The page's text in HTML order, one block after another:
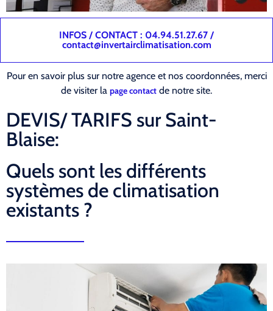
INFOS / CONTACT : 04.94.51.27.67 /
contact@invertairclimatisation.com
Pour en savoir plus sur notre agence et nos coordonnées, merci
de visiter la page contact de notre site.
DEVIS/ TARIFS sur Saint-
Blaise:
Quels sont les différents
systèmes de climatisation
existants ?